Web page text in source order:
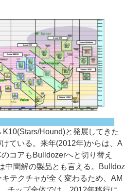
Hound)と発展してきた
ている。来年(2012年)からは、A
コアもBulldozerへと切り替え
中間解の製品とも言える。Bulldoz
テクチャが全く変わるため、AM